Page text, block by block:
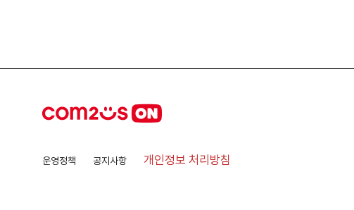
운영정책 공지사항 개인정보 처리방침